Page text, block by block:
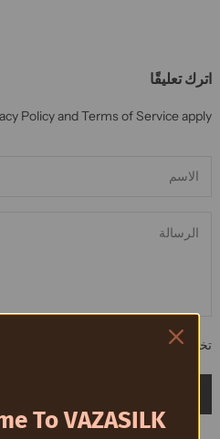
اترك تعليقًا
PolicyandTerms of Serviceapply.
تخضع جميع التعليقات للإشراف قبل نشرها.
To VAZASILK